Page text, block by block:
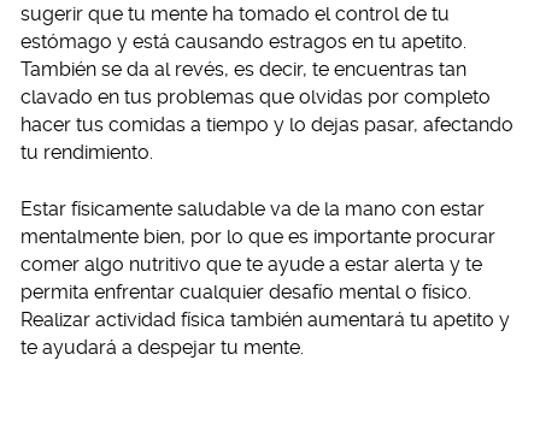
sugerir que tu mente ha tomado el control de tu
estómago y está causando estragos en tu apetito.
También se da al revés, es decir, te encuentras tan
clavado en tus problemas que olvidas por completo
hacer tus comidas a tiempo y lo dejas pasar, afectando
tu rendimiento.
Estar físicamente saludable va de la mano con estar
mentalmente bien, por lo que es importante procurar
comer algo nutritivo que te ayude a estar alerta y te
permita enfrentar cualquier desafío mental o físico.
Realizar actividad física también aumentará tu apetito y
te ayudará a despejar tu mente.